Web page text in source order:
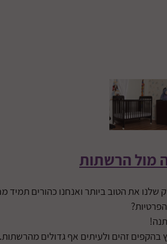
מול הרשתות
את הטוב ביותר ואנחנו כהורים תמיד
24 שעות ביממה, 7 ימים בשבוע ללקוחות בכל הארץ